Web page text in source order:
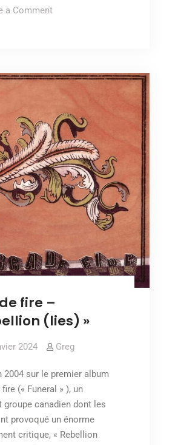
–
mountains) »
a Commenton
beyond
mountains) »
fire –
(lies) »
2024 Greg
2004 sur le premier album
fire (« Funeral » ), un
groupe canadien dont les
provoqué un énorme
critique, « Rebellion